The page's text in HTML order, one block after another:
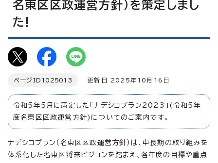
名東区区政運営方針）を策定しまし
た!
ページID 1025013 更新日 2025年10月16日
令和5年5月に策定した「ナデシコプラン2023」(令和5年
度名東区区政運営方針)についてのご案内です。
ナデシコプラン（名東区区政運営方針）は、中長期の取り組みを
体系化した名東区将来ビジョンを踏まえ、各年度の目標や重点